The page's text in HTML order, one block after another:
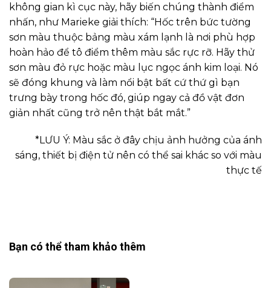
không gian kì cục này, hãy biến chúng thành điểm
nhấn, như Marieke giải thích: “Hốc trên bức tường
sơn màu thuộc bảng màu xám lạnh là nơi phù hợp
hoàn hảo để tô điểm thêm màu sắc rực rỡ. Hãy thử
sơn màu đỏ rực hoặc màu lục ngọc ánh kim loại. Nó
sẽ đóng khung và làm nổi bật bất cứ thứ gì bạn
trưng bày trong hốc đó, giúp ngay cả đồ vật đơn
giản nhất cũng trở nên thật bắt mắt.”
*LƯU Ý: Màu sắc ở đây chịu ảnh hưởng của ánh
sáng, thiết bị điện tử nên có thể sai khác so với màu
thực tế
Bạn có thể tham khảo thêm